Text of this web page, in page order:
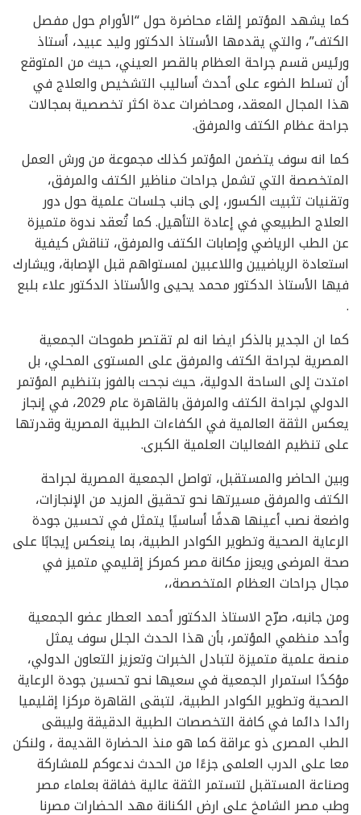
كما يشهد المؤتمر إلقاء محاضرة حول “الأورام حول مفصل
الكتف”، والتي يقدمها الأستاذ الدكتور وليد عبيد، أستاذ
ورئيس قسم جراحة العظام بالقصر العيني، حيث من المتوقع
أن تسلط الضوء على أحدث أساليب التشخيص والعلاج في
هذا المجال المعقد، ومحاضرات عدة اكثر تخصصية بمجالات
جراحة عظام الكتف والمرفق.
كما انه سوف يتضمن المؤتمر كذلك مجموعة من ورش العمل
المتخصصة التي تشمل جراحات مناظير الكتف والمرفق،
وتقنيات تثبيت الكسور، إلى جانب جلسات علمية حول دور
العلاج الطبيعي في إعادة التأهيل. كما تُعقد ندوة متميزة
عن الطب الرياضي وإصابات الكتف والمرفق، تناقش كيفية
استعادة الرياضيين واللاعبين لمستواهم قبل الإصابة، ويشارك
فيها الأستاذ الدكتور محمد يحيى والأستاذ الدكتور علاء بلبع
.
كما ان الجدير بالذكر ايضا انه لم تقتصر طموحات الجمعية
المصرية لجراحة الكتف والمرفق على المستوى المحلي، بل
امتدت إلى الساحة الدولية، حيث نجحت بالفوز بتنظيم المؤتمر
الدولي لجراحة الكتف والمرفق بالقاهرة عام 2029، في إنجاز
يعكس الثقة العالمية في الكفاءات الطبية المصرية وقدرتها
على تنظيم الفعاليات العلمية الكبرى.
وبين الحاضر والمستقبل، تواصل الجمعية المصرية لجراحة
الكتف والمرفق مسيرتها نحو تحقيق المزيد من الإنجازات،
واضعة نصب أعينها هدفًا أساسيًا يتمثل في تحسين جودة
الرعاية الصحية وتطوير الكوادر الطبية، بما ينعكس إيجابًا على
صحة المرضى ويعزز مكانة مصر كمركز إقليمي متميز في
مجال جراحات العظام المتخصصة،،
ومن جانبه، صرّح الاستاذ الدكتور أحمد العطار عضو الجمعية
وأحد منظمي المؤتمر، بأن هذا الحدث الجلل سوف يمثل
منصة علمية متميزة لتبادل الخبرات وتعزيز التعاون الدولي،
مؤكدًا استمرار الجمعية في سعيها نحو تحسين جودة الرعاية
الصحية وتطوير الكوادر الطبية، لتبقى القاهرة مركزا إقليميا
رائدا دائما في كافة التخصصات الطبية الدقيقة وليبقى
الطب المصرى ذو عراقة كما هو منذ الحضارة القديمة ، ولنكن
معا على الدرب العلمى جزءًا من الحدث ندعوكم للمشاركة
وصناعة المستقبل لتستمر الثقة عالية خفاقة بعلماء مصر
وطب مصر الشامخ على ارض الكنانة مهد الحضارات مصرنا